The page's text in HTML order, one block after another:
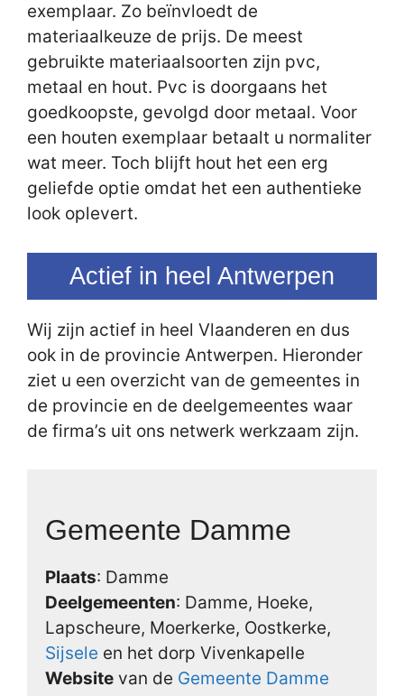
exemplaar. Zo beïnvloedt de
materiaalkeuze de prijs. De meest
gebruikte materiaalsoorten zijn pvc,
metaal en hout. Pvc is doorgaans het
goedkoopste, gevolgd door metaal. Voor
een houten exemplaar betaalt u normaliter
wat meer. Toch blijft hout het een erg
geliefde optie omdat het een authentieke
look oplevert.
Actief in heel Antwerpen
Wij zijn actief in heel Vlaanderen en dus
ook in de provincie Antwerpen. Hieronder
ziet u een overzicht van de gemeentes in
de provincie en de deelgemeentes waar
de firma’s uit ons netwerk werkzaam zijn.
Gemeente Damme
Plaats: Damme
Deelgemeenten: Damme, Hoeke,
Lapscheure, Moerkerke, Oostkerke,
Sijsele en het dorp Vivenkapelle
Website van de Gemeente Damme